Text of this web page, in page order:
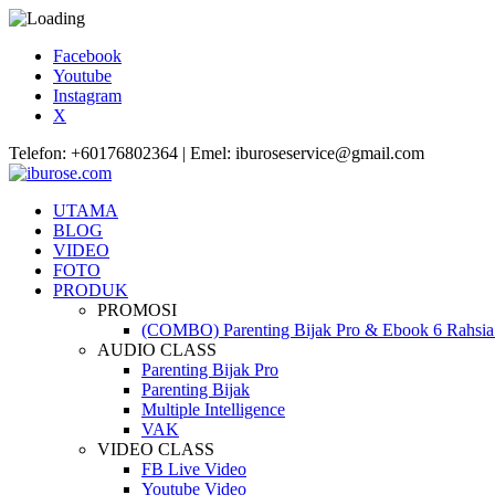
Facebook
Youtube
Instagram
X
Telefon: +60176802364 | Emel: iburoseservice@gmail.com
UTAMA
BLOG
VIDEO
FOTO
PRODUK
PROMOSI
(COMBO) Parenting Bijak Pro & Ebook 6
AUDIO CLASS
Parenting Bijak Pro
Parenting Bijak
Multiple Intelligence
VAK
VIDEO CLASS
FB Live Video
Youtube Video